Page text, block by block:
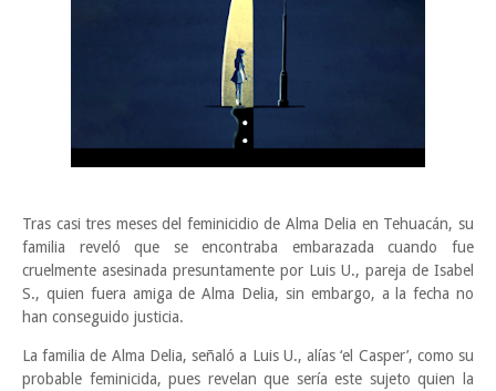
Tras casi tres meses del feminicidio de Alma Delia en Tehuacán, su
familia reveló que se encontraba embarazada cuando fue
cruelmente asesinada presuntamente por Luis U., pareja de Isabel
S., quien fuera amiga de Alma Delia, sin embargo, a la fecha no
han conseguido justicia.
La familia de Alma Delia, señaló a Luis U., alías ‘el Casper’, como su
probable feminicida, pues revelan que sería este sujeto quien la